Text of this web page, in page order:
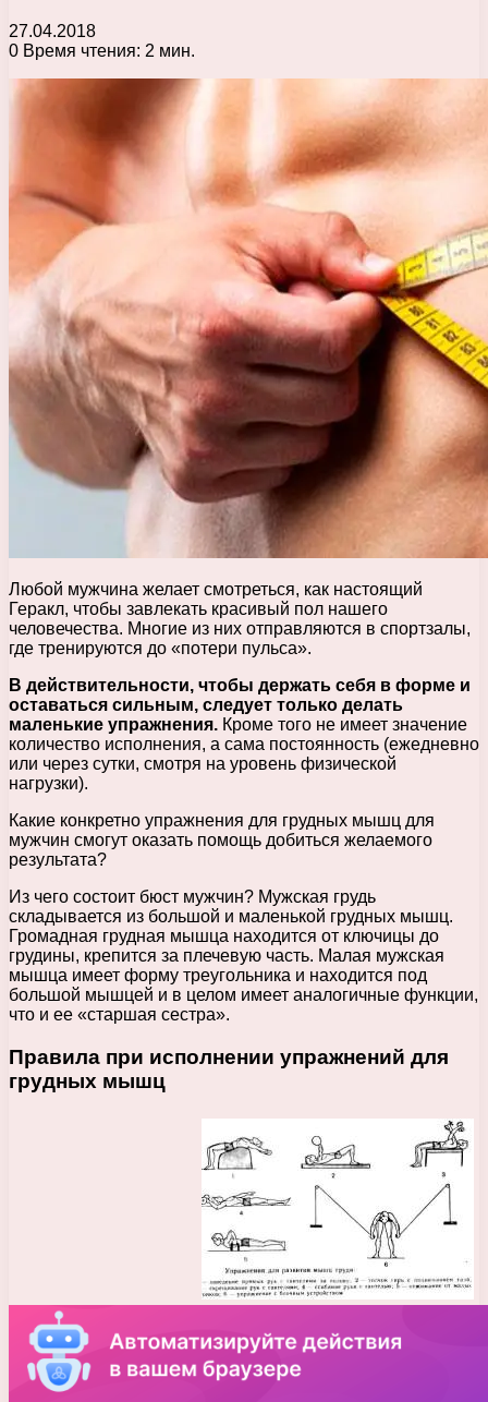
27.04.2018
0 Время чтения: 2 мин.
Любой мужчина желает смотреться, как настоящий
Геракл, чтобы завлекать красивый пол нашего
человечества. Многие из них отправляются в спортзалы,
где тренируются до «потери пульса».
В действительности, чтобы держать себя в форме и
оставаться сильным, следует только делать
маленькие упражнения. Кроме того не имеет значение
количество исполнения, а сама постоянность (ежедневно
или через сутки, смотря на уровень физической
нагрузки).
Какие конкретно упражнения для грудных мышц для
мужчин смогут оказать помощь добиться желаемого
результата?
Из чего состоит бюст мужчин? Мужская грудь
складывается из большой и маленькой грудных мышц.
Громадная грудная мышца находится от ключицы до
грудины, крепится за плечевую часть. Малая мужская
мышца имеет форму треугольника и находится под
большой мышцей и в целом имеет аналогичные функции,
что и ее «старшая сестра».
Правила при исполнении упражнений для
грудных мышц